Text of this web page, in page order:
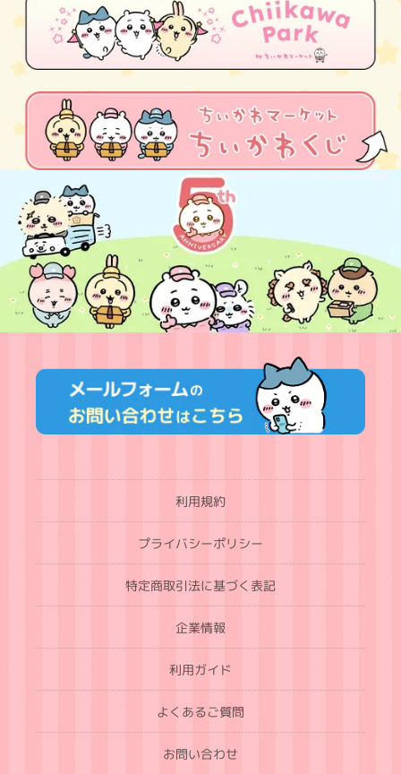
利用規約
プライバシーポリシー
特定商取引法に基づく表記
企業情報
利用ガイド
よくあるご質問
お問い合わせ